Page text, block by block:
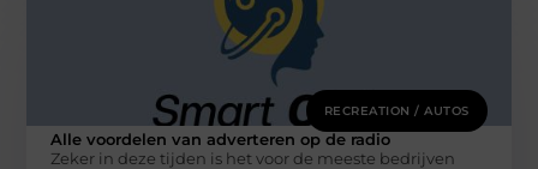
RECREATION / AUTOS
Alle voordelen van adverteren op de radio
Zeker in deze tijden is het voor de meeste bedrijven